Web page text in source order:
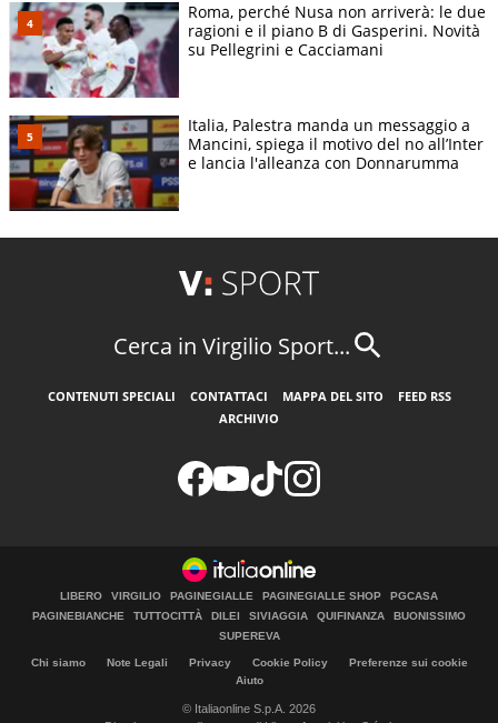
Roma, perché Nusa non arriverà: le due
ragioni e il piano B di Gasperini. Novità
su Pellegrini e Cacciamani
Italia, Palestra manda un messaggio a
Mancini, spiega il motivo del no all’Inter
e lancia l'alleanza con Donnarumma
Cerca in Virgilio Sport...
CONTENUTI SPECIALI CONTATTACI MAPPA DEL SITO
FEED RSS
ARCHIVIO
LIBERO VIRGILIO PAGINEGIALLE PAGINEGIALLE SHOP
PGCASA
PAGINEBIANCHE
TUTTOCITTÀ DILEI SIVIAGGIA QUIFINANZA
BUONISSIMO
SUPEREVA
Chi siamo Note Legali Privacy Cookie Policy
Preferenze sui cookie
Aiuto
© Italiaonline S.p.A. 2026